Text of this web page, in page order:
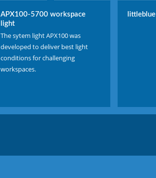
APX100-5700 workspace
light
The sytem light APX100 was
developed to deliver best light
conditions for challenging
workspaces.
littleblue